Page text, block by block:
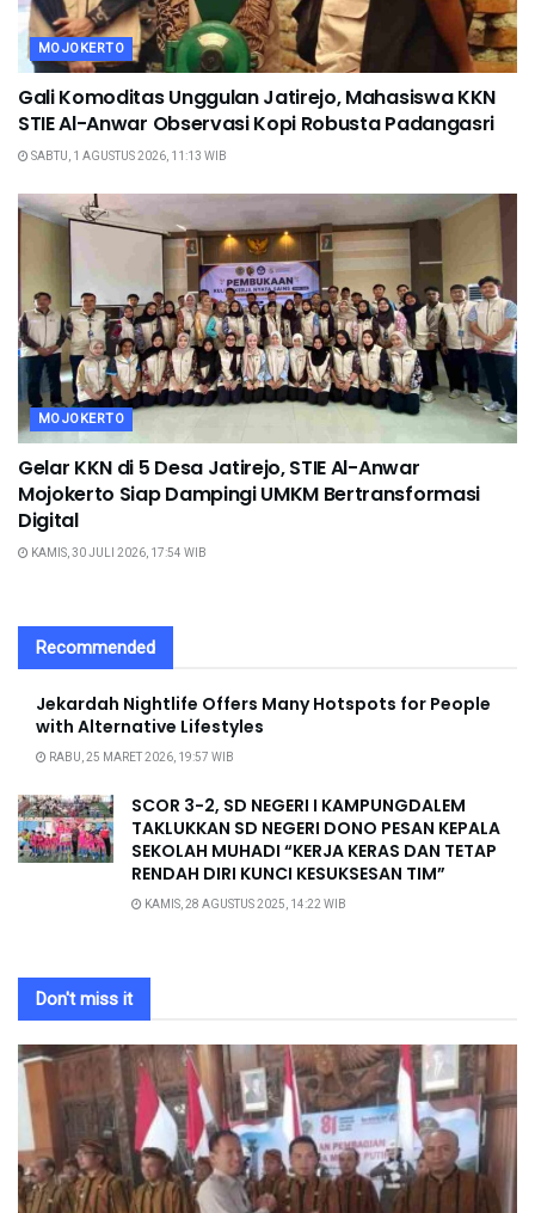
MOJOKERTO
Gali Komoditas Unggulan Jatirejo, Mahasiswa KKN
STIE Al-Anwar Observasi Kopi Robusta Padangasri
SABTU, 1 AGUSTUS 2026, 11:13 WIB
MOJOKERTO
Gelar KKN di 5 Desa Jatirejo, STIE Al-Anwar
Mojokerto Siap Dampingi UMKM Bertransformasi
Digital
KAMIS, 30 JULI 2026, 17:54 WIB
Recommended
Jekardah Nightlife Offers Many Hotspots for People
with Alternative Lifestyles
RABU, 25 MARET 2026, 19:57 WIB
SCOR 3-2, SD NEGERI I KAMPUNGDALEM
TAKLUKKAN SD NEGERI DONO PESAN KEPALA
SEKOLAH MUHADI “KERJA KERAS DAN TETAP
RENDAH DIRI KUNCI KESUKSESAN TIM”
KAMIS, 28 AGUSTUS 2025, 14:22 WIB
Don't miss it